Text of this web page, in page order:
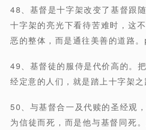
48、基督是十字架改变了基督跟
十字架的亮光下看待苦难时，这
恶的整体，而是通往美善的道路
49、基督徒的服侍是代价高的。
经定意的人们，就是踏上十字架
50、与基督合一及代赎的圣经观
为信徒而死，而是他与基督同死